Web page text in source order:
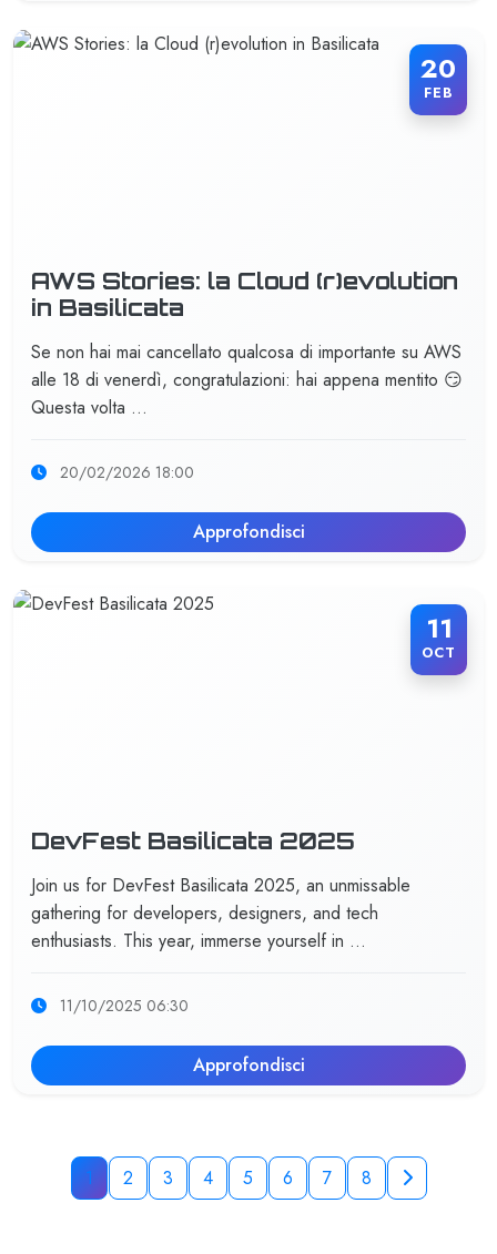
20
FEB
AWS Stories: la Cloud (r)evolution
in Basilicata
Se non hai mai cancellato qualcosa di importante su AWS
alle 18 di venerdì, congratulazioni: hai appena mentito 😏
Questa volta …
20/02/2026 18:00
Approfondisci
11
OCT
DevFest Basilicata 2025
Join us for DevFest Basilicata 2025, an unmissable
gathering for developers, designers, and tech
enthusiasts. This year, immerse yourself in …
11/10/2025 06:30
Approfondisci
1 2 3 4 5 6 7 8